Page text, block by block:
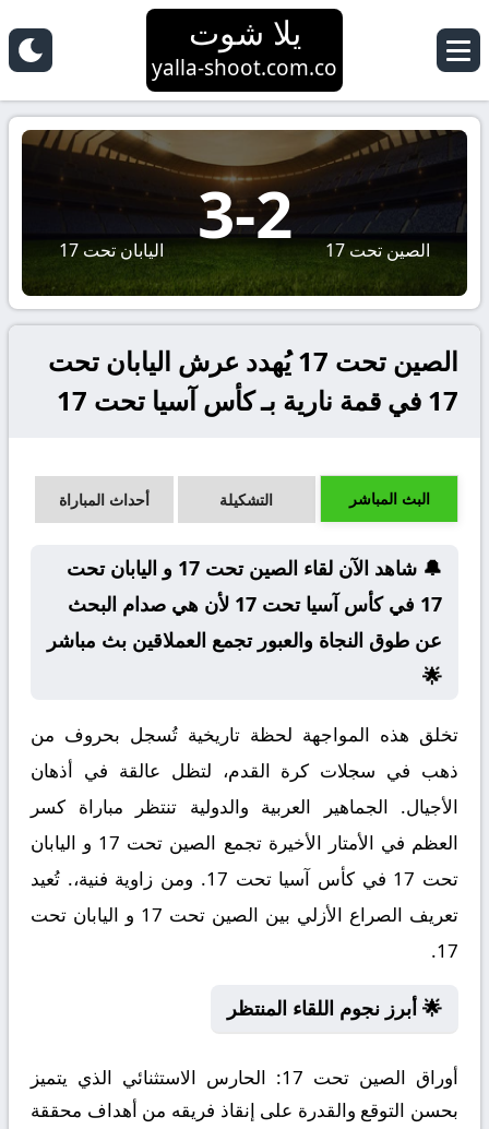
يلا شوت
yalla-shoot.com.co
الصين تحت 17 2
-
3 اليابان تحت 17
الصين تحت 17 يُهدد عرش اليابان تحت
17 في قمة نارية بـ كأس آسيا تحت 17
البث المباشر التشكيلة أحداث المباراة
🔔 شاهد الآن لقاء الصين تحت 17 و اليابان تحت
17 في كأس آسيا تحت 17 لأن هي صدام البحث
عن طوق النجاة والعبور تجمع العملاقين بث مباشر
🌟
تخلق هذه المواجهة لحظة تاريخية تُسجل بحروف من
ذهب في سجلات كرة القدم، لتظل عالقة في أذهان
الأجيال. الجماهير العربية والدولية تنتظر مباراة كسر
العظم في الأمتار الأخيرة تجمع الصين تحت 17 و اليابان
تحت 17 في كأس آسيا تحت 17. ومن زاوية فنية،. تُعيد
تعريف الصراع الأزلي بين الصين تحت 17 و اليابان تحت
17.
🌟 أبرز نجوم اللقاء المنتظر
أوراق الصين تحت 17:
الحارس الاستثنائي الذي يتميز
بحسن التوقع والقدرة على إنقاذ فريقه من أهداف محققة